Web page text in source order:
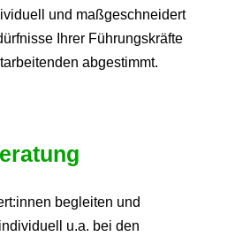
und maßgeschneidert
Ihrer Führungskräfte
abgestimmt.
begleiten und
u.a. bei den